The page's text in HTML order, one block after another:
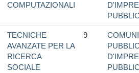
COMPUTAZIONALI
TECNICHE
AVANZATE PER LA
RICERCA
SOCIALE
9